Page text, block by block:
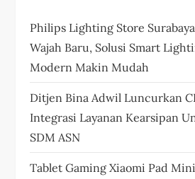
Philips Lighting Store
Wajah Baru, Solusi Smart
Modern Makin Mudah
Ditjen Bina Adwil Luncurkan
Integrasi Layanan Kearsipan
SDM ASN
Tablet Gaming Xiaomi Pad